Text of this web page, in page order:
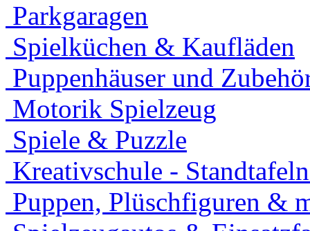
Parkgaragen
Spielküchen & Kaufläden
Puppenhäuser und
Motorik Spielzeug
Spiele & Puzzle
Kreativschule -
Puppen, Plüschfiguren &